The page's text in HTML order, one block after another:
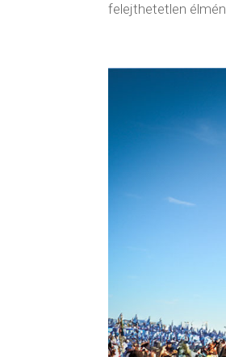
felejthetetlen